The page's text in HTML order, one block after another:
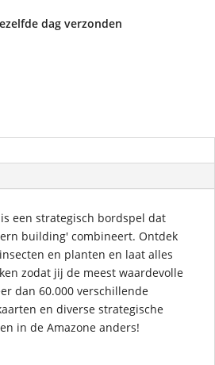
dag verzonden
een strategisch bordspel dat
building' combineert. Ontdek
en planten en laat alles
zodat jij de meest waardevolle
dan 60.000 verschillende
en diverse strategische
in de Amazone anders!